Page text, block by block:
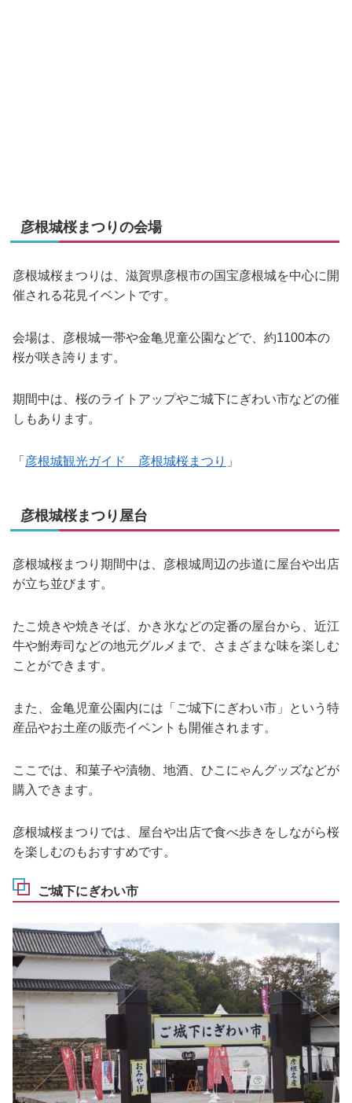
彦根城桜まつりの会場
彦根城桜まつりは、滋賀県彦根市の国宝彦根城を中心に開
催される花見イベントです。
会場は、彦根城一帯や金亀児童公園などで、約1100本の
桜が咲き誇ります。
期間中は、桜のライトアップやご城下にぎわい市などの催
しもあります。
「 彦根城観光ガイド 彦根城桜まつり 」
彦根城桜まつり屋台
彦根城桜まつり期間中は、彦根城周辺の歩道に屋台や出店
が立ち並びます。
たこ焼きや焼きそば、かき氷などの定番の屋台から、近江
牛や鮒寿司などの地元グルメまで、さまざまな味を楽しむ
ことができます。
また、金亀児童公園内には「ご城下にぎわい市」という特
産品やお土産の販売イベントも開催されます。
ここでは、和菓子や漬物、地酒、ひこにゃんグッズなどが
購入できます。
彦根城桜まつりでは、屋台や出店で食べ歩きをしながら桜
を楽しむのもおすすめです。
ご城下にぎわい市